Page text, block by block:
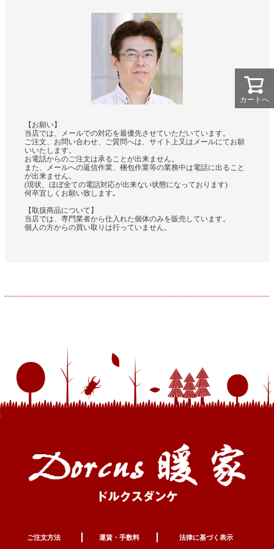
【お願い】
当店では、メールでの対応を最優先させていただいています。
ご注文、お問い合わせ、ご質問へは、サイト上又はメールにてお願
いいたします。
お電話からのご注文は承ることが出来ません。
また、メールへの返信作業、梱包作業等の業務中は電話に出ること
が出来ません。
(現状、ほぼ全ての電話対応が出来ない状態になっております)
何卒宜しくお願い致します｡
【取扱商品について】
当店では、専門業者から仕入れた個体のみを販売しています。
個人の方からの買い取りは行っていません。
ご注文方法 運賃・手数料 法律に基づく表示
カートへ